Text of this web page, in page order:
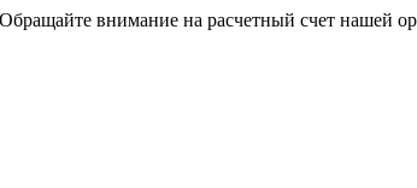
внимание на расчетный счет нашей